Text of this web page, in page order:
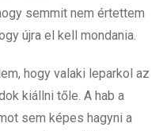
semmit nem értettem
újra el kell mondania.
hogy valaki leparkol az
kiállni tőle. A hab a
sem képes hagyni a